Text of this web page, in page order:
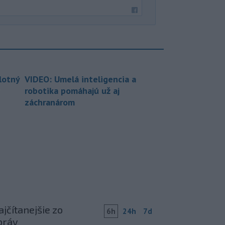
VIDEO: Umelá inteligencia a
robotika pomáhajú už aj
záchranárom
zo
6h 24h 7d